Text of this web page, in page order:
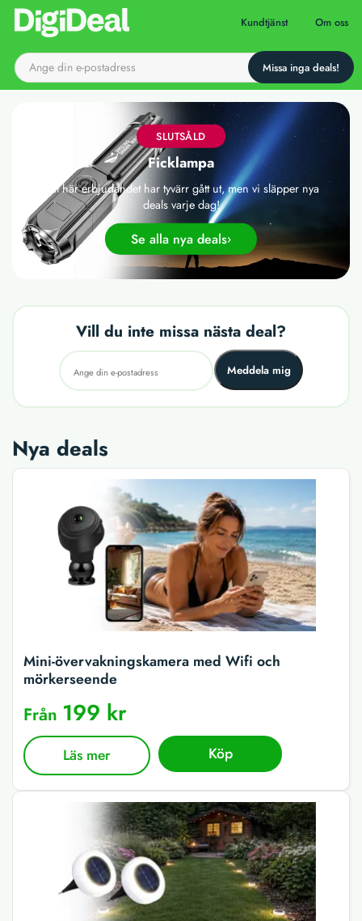
Till startsidan Kundtjänst Om oss
SLUTSÅLD
Ficklampa
Det här erbjudandet har tyvärr gått ut, men vi släpper nya
deals varje dag!
Se alla nya deals
Vill du inte missa nästa deal?
Meddela mig
Nya deals
Mini-övervakningskamera med Wifi och
mörkerseende
Från 199 kr
Läs mer Köp